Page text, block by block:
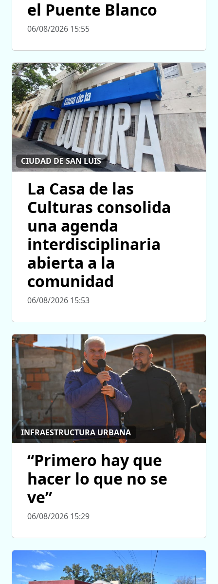
el Puente Blanco
06/08/2026 15:55
CIUDAD DE SAN LUIS
La Casa de las
Culturas consolida
una agenda
interdisciplinaria
abierta a la
comunidad
06/08/2026 15:53
INFRAESTRUCTURA URBANA
“Primero hay que
hacer lo que no se
ve”
06/08/2026 15:29